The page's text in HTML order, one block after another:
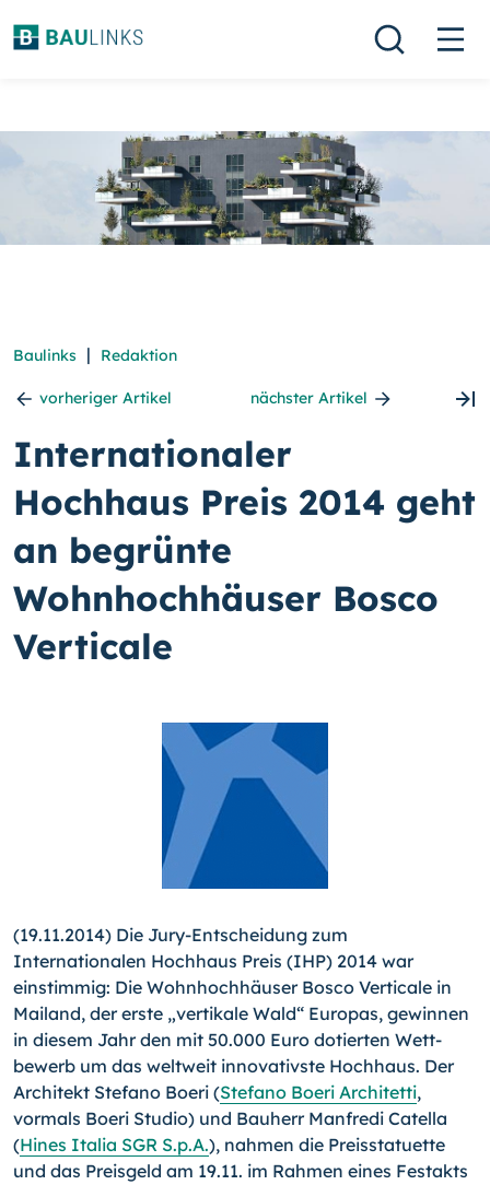
Baulinks | Redaktion
vorheriger Artikel nächster Artikel
Internationaler
Hochhaus Preis 2014 geht
an begrünte
Wohnhochhäuser Bosco
Verticale
(19.11.2014) Die Jury-Entscheidung zum
Internationalen Hoch­haus Preis (IHP) 2014 war
einstimmig: Die Wohnhochhäuser Bosco Verticale in
Mailand, der erste „vertikale Wald“ Europas, gewinnen
in diesem Jahr den mit 50.000 Euro dotierten Wett­
bewerb um das weltweit innovativste Hochhaus. Der
Architekt Stefano Boeri (Stefano Boeri Architetti,
vormals Boeri Studio) und Bauherr Manfredi Catella
(Hines Italia SGR S.p.A.), nahmen die Preisstatuette
und das Preisgeld am 19.11. im Rahmen ei­nes Festakts